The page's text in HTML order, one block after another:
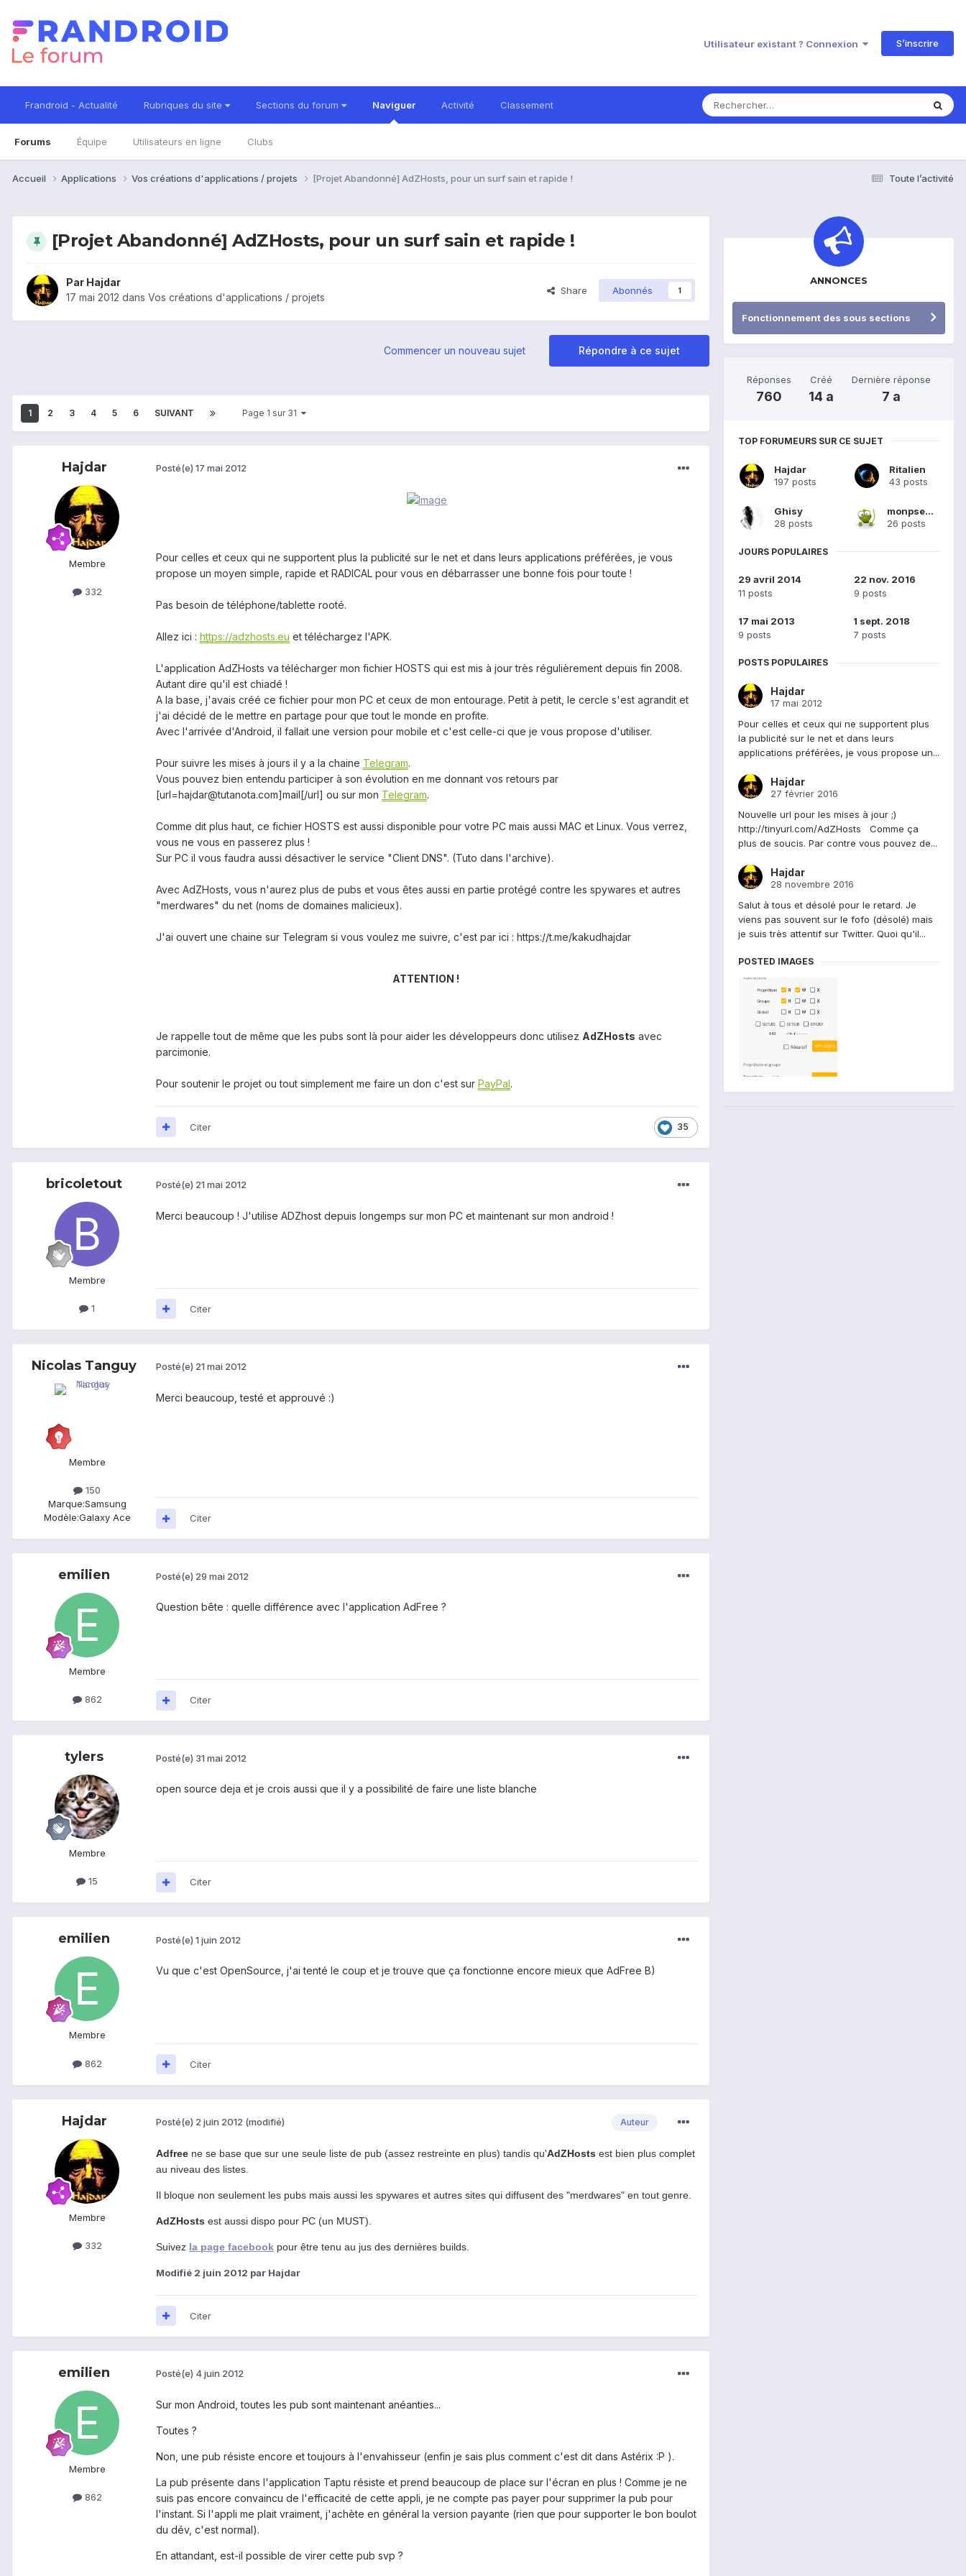
Utilisateur existant ? Connexion S’inscrire
Frandroid - Actualité Rubriques du site Sections du forum Naviguer
Forums Équipe Utilisateurs en ligne Clubs
Activité Classement
Toute l’activité
Accueil Applications Vos créations d'applications / projets [Projet Abandonné] AdZHosts, pour un surf sain et rapide !
[Projet Abandonné] AdZHosts, pour un surf sain et rapide !
Par Hajdar
17 mai 2012 dans Vos créations d'applications / projets
Share Abonnés 1
Répondre à ce sujet
Commencer un nouveau sujet
1 2 3 4 5 6 SUIVANT Page 1 sur 31
Hajdar
Membre
332
Posté(e) 17 mai 2012
Pour celles et ceux qui ne supportent plus la publicité sur le net et dans leurs applications préférées, je vous
propose un moyen simple, rapide et RADICAL pour vous en débarrasser une bonne fois pour toute !
Pas besoin de téléphone/tablette rooté.
Allez ici : https://adzhosts.eu et téléchargez l'APK.
L'application AdZHosts va télécharger mon fichier HOSTS qui est mis à jour très régulièrement depuis fin 2008.
Autant dire qu'il est chiadé !
A la base, j'avais créé ce fichier pour mon PC et ceux de mon entourage. Petit à petit, le cercle s'est agrandit et
j'ai décidé de le mettre en partage pour que tout le monde en profite.
Avec l'arrivée d'Android, il fallait une version pour mobile et c'est celle-ci que je vous propose d'utiliser.
Pour suivre les mises à jours il y a la chaine Telegram.
Vous pouvez bien entendu participer à son évolution en me donnant vos retours par
[url=hajdar@tutanota.com]mail[/url] ou sur mon Telegram.
Comme dit plus haut, ce fichier HOSTS est aussi disponible pour votre PC mais aussi MAC et Linux. Vous verrez,
vous ne vous en passerez plus !
Sur PC il vous faudra aussi désactiver le service "Client DNS". (Tuto dans l'archive).
Avec AdZHosts , vous n'aurez plus de pubs et vous êtes aussi en partie protégé contre les spywares et autres
"merdwares" du net (noms de domaines malicieux).
J'ai ouvert une chaine sur Telegram si vous voulez me suivre, c'est par ici : https://t.me/kakudhajdar
ATTENTION !
Je rappelle tout de même que les pubs sont là pour aider les développeurs donc utilisez AdZHosts avec
parcimonie.
Pour soutenir le projet ou tout simplement me faire un don c'est sur PayPal.
35
Citer
bricoletout
Membre
1
Posté(e) 21 mai 2012
Merci beaucoup ! J'utilise ADZhost depuis longemps sur mon PC et maintenant sur mon android !
Citer
Nicolas Tanguy
Membre
150
Marque:Samsung
Modèle:Galaxy Ace
Posté(e) 21 mai 2012
Merci beaucoup, testé et approuvé :)
Citer
emilien
Membre
862
Posté(e) 29 mai 2012
Question bête : quelle différence avec l'application AdFree ?
Citer
tylers
Membre
15
Posté(e) 31 mai 2012
open source deja et je crois aussi que il y a possibilité de faire une liste blanche
Citer
emilien
Membre
862
Posté(e) 1 juin 2012
Vu que c'est OpenSource, j'ai tenté le coup et je trouve que ça fonctionne encore mieux que AdFree B)
Citer
Hajdar
Membre
332
Auteur
Posté(e) 2 juin 2012 (modifié)
Adfree ne se base que sur une seule liste de pub (assez restreinte en plus) tandis qu'AdZHosts est bien plus complet
au niveau des listes.
Il bloque non seulement les pubs mais aussi les spywares et autres sites qui diffusent des "merdwares" en tout genre.
AdZHosts est aussi dispo pour PC (un MUST).
Suivez la page facebook pour être tenu au jus des dernières builds.
Modifié 2 juin 2012 par Hajdar
Citer
emilien
Membre
862
Posté(e) 4 juin 2012
Sur mon Android, toutes les pub sont maintenant anéanties...
Toutes ?
Non, une pub résiste encore et toujours à l'envahisseur (enfin je sais plus comment c'est dit dans Astérix :P ).
La pub présente dans l'application Taptu résiste et prend beaucoup de place sur l'écran en plus ! Comme je ne
suis pas encore convaincu de l'efficacité de cette appli, je ne compte pas payer pour supprimer la pub pour
l'instant. Si l'appli me plait vraiment, j'achète en général la version payante (rien que pour supporter le bon boulot
du dév, c'est normal).
En attandant, est-il possible de virer cette pub svp ?
ANNONCES
Fonctionnement des sous sections
Réponses
760
Créé
14 a
Dernière réponse
7 a
TOP FORUMEURS SUR CE SUJET
Hajdar
197 posts
Ritalien
43 posts
Ghisy
28 posts
monpseudo
26 posts
JOURS POPULAIRES
29 avril 2014
11 posts
22 nov. 2016
9 posts
17 mai 2013
9 posts
1 sept. 2018
7 posts
POSTS POPULAIRES
Hajdar
17 mai 2012
Pour celles et ceux qui ne supportent plus
la publicité sur le net et dans leurs
applications préférées, je vous propose un...
Hajdar
27 février 2016
Nouvelle url pour les mises à jour ;)
http://tinyurl.com/AdZHosts Comme ça
plus de soucis. Par contre vous pouvez de...
Hajdar
28 novembre 2016
Salut à tous et désolé pour le retard. Je
viens pas souvent sur le fofo (désolé) mais
je suis très attentif sur Twitter. Quoi qu'il...
POSTED IMAGES